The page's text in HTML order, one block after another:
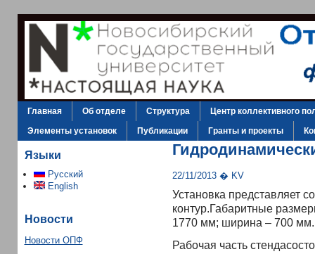
Главная Об отделе Структура
Центр коллективного
Элементы установок
Публикации Гранты и проекты
Языки
Русский
English
Новости
Новости ОПФ
22/11/2013 � KV
Установка представляет
контур.Габаритные
1770 мм; ширина – 700 мм.
Рабочая часть